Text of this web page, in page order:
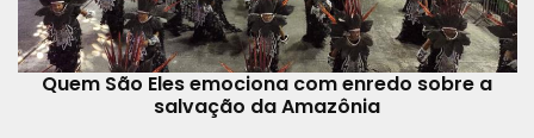
Quem São Eles emociona com enredo sobre a
salvação da Amazônia